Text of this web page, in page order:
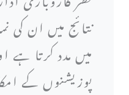
نتائج میں ان کی
میں مدد کرتا ہے
پوزیشنوں کے